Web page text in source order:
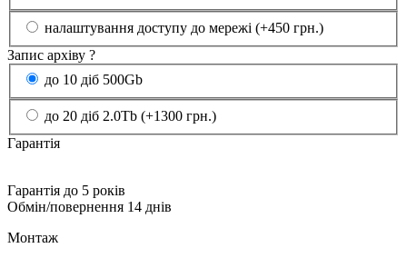
налаштування доступу до мережі (+450 грн.)
Запис архіву ?
до 10 діб 500Gb
до 20 діб 2.0Tb (+1300 грн.)
Гарантія
Гарантія до 5 років
Обмін/повернення 14 днів
Монтаж